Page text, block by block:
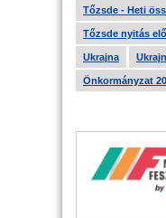
Tőzsde - Heti
Tőzsde nyitás
Ukrajna
Önkormányzat